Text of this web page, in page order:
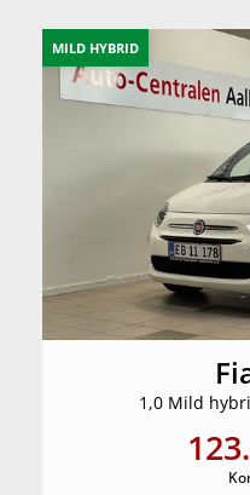
MILD HYBRID
1,0 Mild